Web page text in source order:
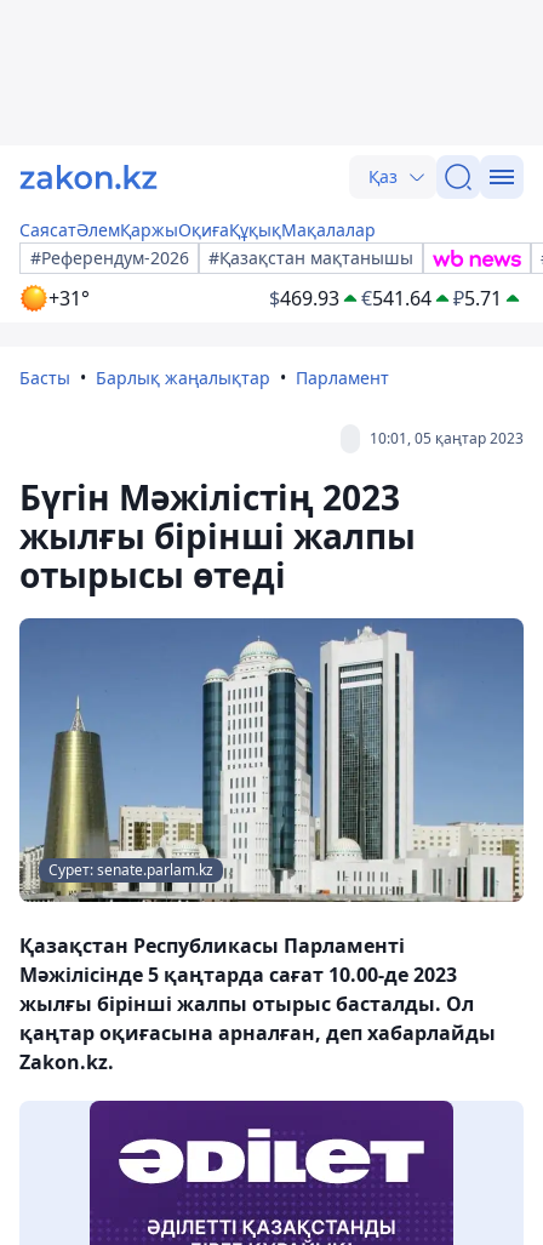
Қаз
СаясатӘлемҚаржыОқиғаҚұқықМақалалар
#Референдум-2026
#Қазақстан мақтанышы
+31° $469.93 €541.64 ₽5.71
Басты Барлық жаңалықтар Парламент
10:01, 05 қаңтар 2023
Бүгін Мәжілістің 2023
жылғы бірінші жалпы
отырысы өтеді
Сурет: senate.parlam.kz
Қазақстан Республикасы Парламенті
Мәжілісінде 5 қаңтарда сағат 10.00-де 2023
жылғы бірінші жалпы отырыс басталды. Ол
қаңтар оқиғасына арналған, деп хабарлайды
Zakon.kz.